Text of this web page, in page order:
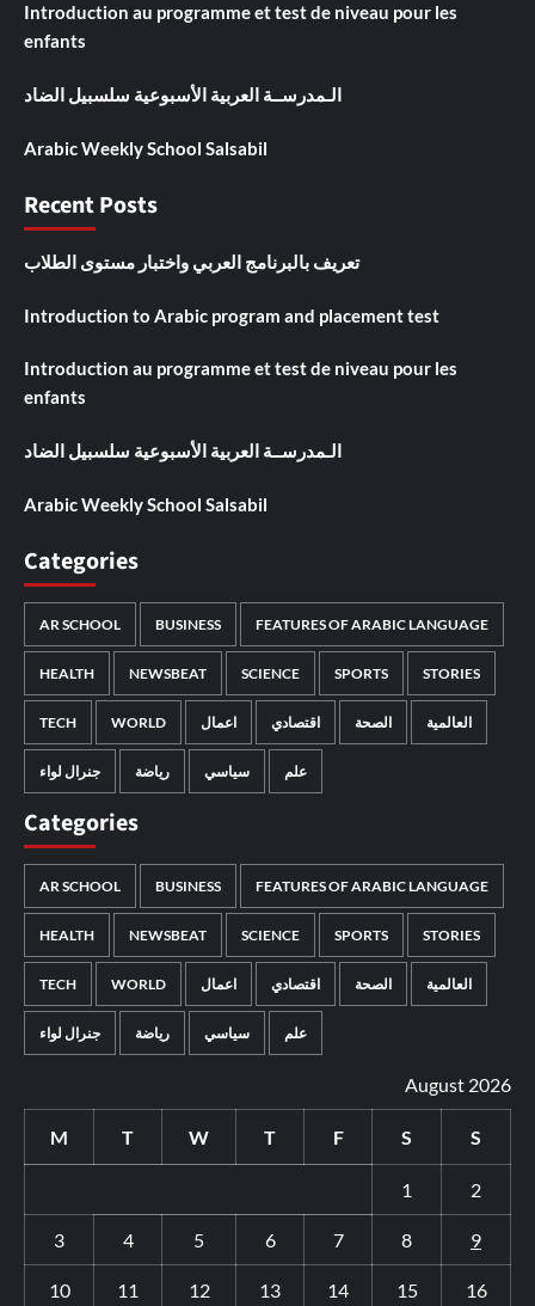
Introduction au programme et test de niveau pour les
enfants
الـمدرســة العربية الأسبوعية سلسبيل الضاد
Arabic Weekly School Salsabil
Recent Posts
تعريف بالبرنامج العربي واختبار مستوى الطلاب
Introduction to Arabic program and placement test
Introduction au programme et test de niveau pour les
enfants
الـمدرســة العربية الأسبوعية سلسبيل الضاد
Arabic Weekly School Salsabil
Categories
AR SCHOOL BUSINESS FEATURES OF ARABIC LANGUAGE
HEALTH NEWSBEAT SCIENCE SPORTS STORIES
TECH WORLD اعمال اقتصادي الصحة العالمية
جنرال لواء رياضة سياسي علم
Categories
AR SCHOOL BUSINESS FEATURES OF ARABIC LANGUAGE
HEALTH NEWSBEAT SCIENCE SPORTS STORIES
TECH WORLD اعمال اقتصادي الصحة العالمية
جنرال لواء رياضة سياسي علم
August 2026
M T W T F S S
1 2
3 4 5 6 7 8 9
10 11 12 13 14 15 16